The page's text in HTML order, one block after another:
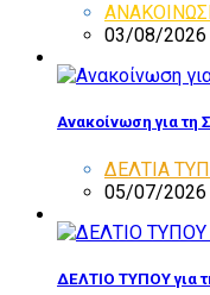
03/08/2026
Ανακοίνωση για
ΔΕΛΤΙΑ
05/07/2026
ΔΕΛΤΙΟ ΤΥΠΟΥ για